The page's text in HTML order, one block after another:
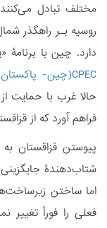
مختلف تبادل
روسیه بـر راهگذر
دارد. چین با
CPEC(چین- پاکستان)
حالا غرب با حمایت
فراهم آورد که از
پیوستن قزاقستان
شتاب‌دهندۀ
اما ساختن
فعلی را فوراً